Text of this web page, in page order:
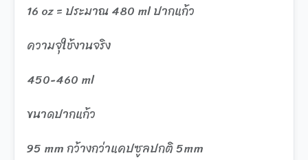
16 oz = ประมาณ 480 ml ปากแก้ว
ความจุใช้งานจริง
450-460 ml
ขนาดปากแก้ว
95 mm กว้างกว่าแคปซูลปกติ 5mm